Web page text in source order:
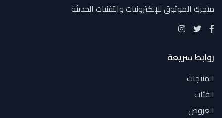
متجرك الموثوق للإلكترونيات والتقنيات الحديثة
روابط سريعة
المنتجات
الفئات
العروض